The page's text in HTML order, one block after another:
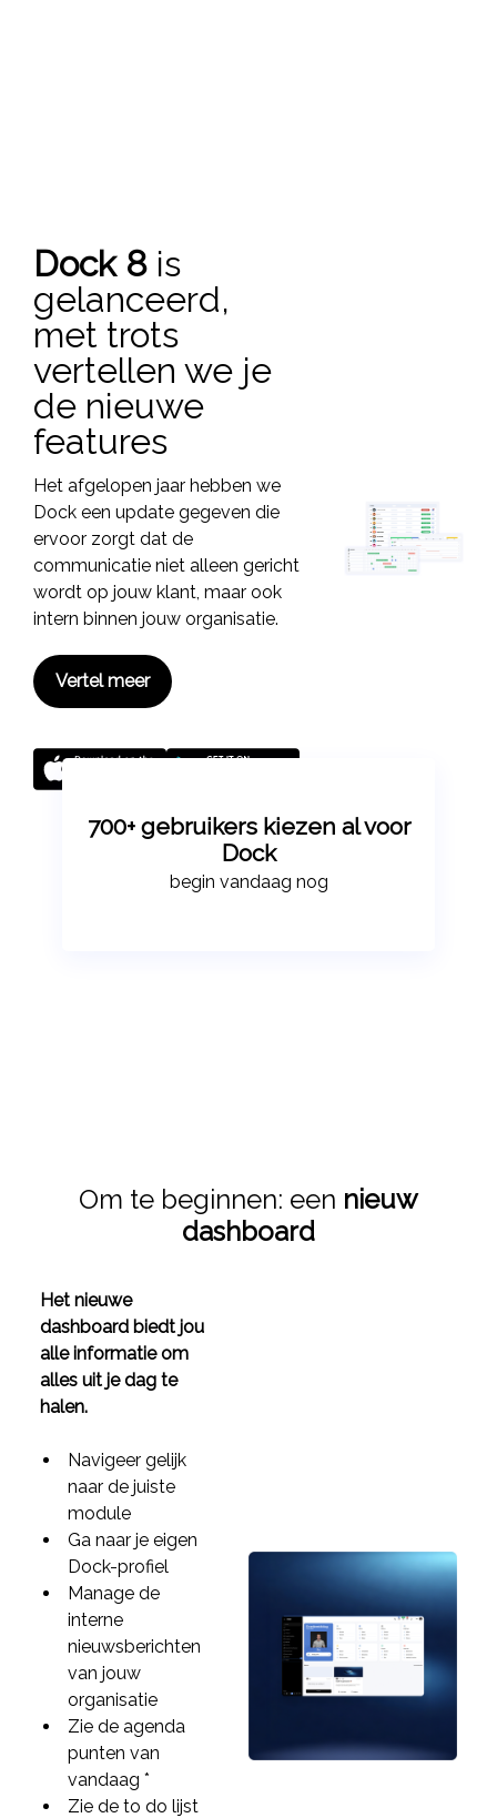
Info
Dock
Contact
Dock apps
Klantbeheer
Orderbeheer
personeelsbeheer
Projectbeheer
Productbeheer
Magazijnbeheer
Kassa
Functies
Terug
Dock 8 is
gelanceerd,
met trots
vertellen we je
de nieuwe
features
Het afgelopen jaar hebben we
Dock een update gegeven die
ervoor zorgt dat de
communicatie niet alleen gericht
wordt op jouw klant, maar ook
intern binnen jouw organisatie.
Vertel meer
700+ gebruikers kiezen al voor
Dock
begin vandaag nog
Om te beginnen: een nieuw
dashboard
Het nieuwe
dashboard biedt jou
alle informatie om
alles uit je dag te
halen.
Navigeer gelijk
naar de juiste
module
Ga naar je eigen
Dock-profiel
Manage de
interne
nieuwsberichten
van jouw
organisatie
Zie de agenda
punten van
vandaag *
Zie de to do lijst